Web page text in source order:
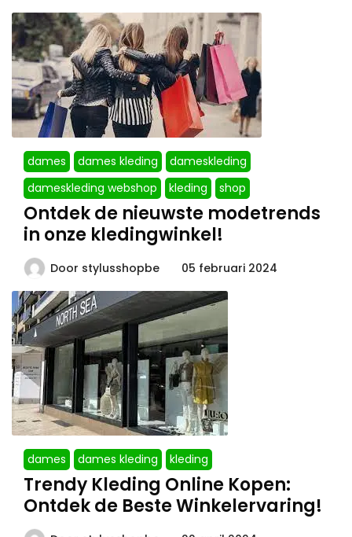
dames dames kleding
dameskleding
dameskleding webshop
kleding shop
Ontdek de nieuwste modetrends
in onze kledingwinkel!
Door stylusshopbe 05 februari 2024
dames dames kleding kleding
Trendy Kleding Online Kopen:
Ontdek de Beste Winkelervaring!